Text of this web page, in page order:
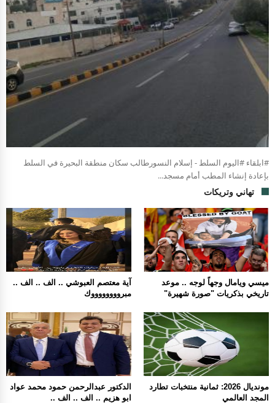
#ابلقاء #اليوم السلط - إسلام النسورطالب سكان منطقة البحيرة في السلط
بإعادة إنشاء المطب أمام مسجد...
تهاني وتريكات
آية معتصم العبوشي .. الف .. الف ..
مبرووووووووك
ميسي ويامال وجهاً لوجه .. موعد
تاريخي بذكريات "صورة شهيرة"
الدكتور عبدالرحمن حمود محمد عواد
ابو هزيم .. الف .. الف ..
مونديال 2026: ثمانية منتخبات تطارد
المجد العالمي